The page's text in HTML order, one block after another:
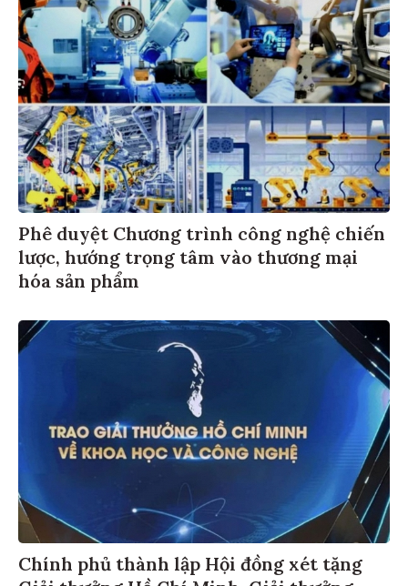
Phê duyệt Chương trình công nghệ chiến
lược, hướng trọng tâm vào thương mại
hóa sản phẩm
Chính phủ thành lập Hội đồng xét tặng